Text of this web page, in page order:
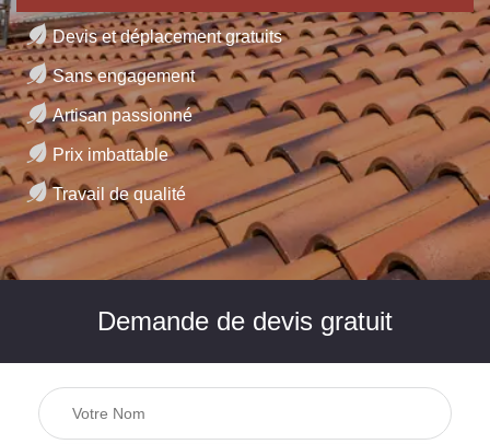
Devis et déplacement gratuits
Sans engagement
Artisan passionné
Prix imbattable
Travail de qualité
Demande de devis gratuit